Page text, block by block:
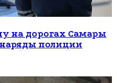
на дорогах Самары
наряды полиции